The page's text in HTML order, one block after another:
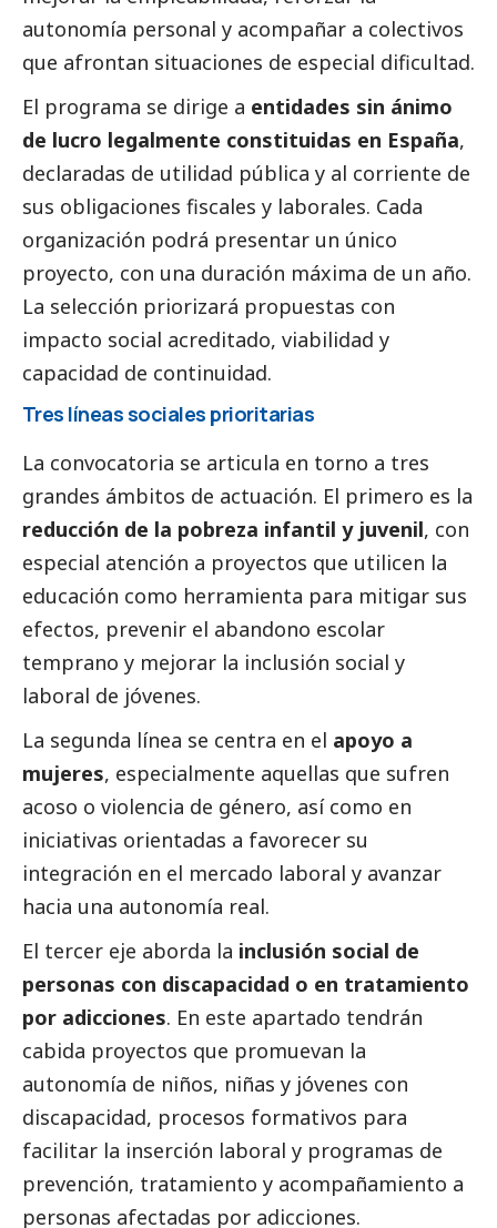
autonomía personal y acompañar a colectivos
que afrontan situaciones de especial dificultad.
El programa se dirige a entidades sin ánimo
de lucro legalmente constituidas en España,
declaradas de utilidad pública y al corriente de
sus obligaciones fiscales y laborales. Cada
organización podrá presentar un único
proyecto, con una duración máxima de un año.
La selección priorizará propuestas con
impacto social acreditado, viabilidad y
capacidad de continuidad.
Tres líneas sociales prioritarias
La convocatoria se articula en torno a tres
grandes ámbitos de actuación. El primero es la
reducción de la pobreza infantil y juvenil, con
especial atención a proyectos que utilicen la
educación como herramienta para mitigar sus
efectos, prevenir el abandono escolar
temprano y mejorar la inclusión social y
laboral de jóvenes.
La segunda línea se centra en el apoyo a
mujeres, especialmente aquellas que sufren
acoso o violencia de género, así como en
iniciativas orientadas a favorecer su
integración en el mercado laboral y avanzar
hacia una autonomía real.
El tercer eje aborda la inclusión social de
personas con discapacidad o en tratamiento
por adicciones. En este apartado tendrán
cabida proyectos que promuevan la
autonomía de niños, niñas y jóvenes con
discapacidad, procesos formativos para
facilitar la inserción laboral y programas de
prevención, tratamiento y acompañamiento a
personas afectadas por adicciones.